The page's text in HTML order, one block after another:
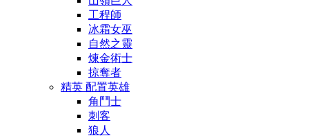
工程師
冰霜女巫
自然之靈
煉金術士
掠奪者
精英 配置英雄
角鬥士
刺客
狼人